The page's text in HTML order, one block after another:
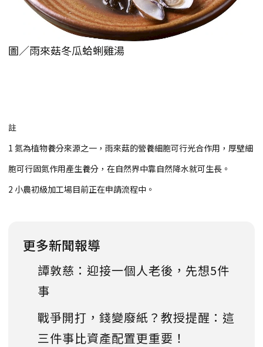
圖／雨來菇冬瓜蛤蜊雞湯
註
1 氮為植物養分來源之一，雨來菇的營養細胞可行光合作用，厚壁細
胞可行固氮作用產生養分，在自然界中靠自然降水就可生長。
2 小農初級加工場目前正在申請流程中。
更多新聞報導
譚敦慈：迎接一個人老後，先想5件
事
戰爭開打，錢變廢紙？教授提醒：這
三件事比資產配置更重要！